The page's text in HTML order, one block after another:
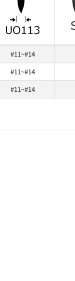
#11~#14
#11~#14
#11~#14